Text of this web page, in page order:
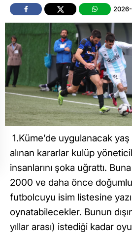
1.Küme’de uygulanacak
alınan kararlar kulüp
insanlarını şoka uğrattı.
2000 ve daha önce
futbolcuyu isim listesine
oynatabilecekler. Bunun
yıllar arası) istediği kadar